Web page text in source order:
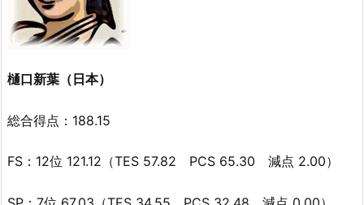
樋口新葉（日本）
総合得点：188.15
FS：12位 121.12（TES 57.82 PCS 65.30 減点 2.00）